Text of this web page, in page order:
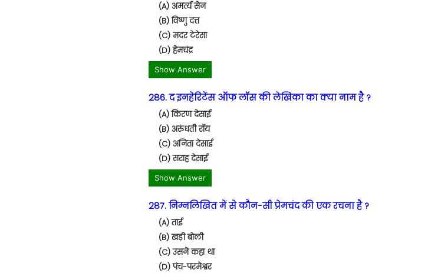
(A) अमर्त्य सेन
(B) विष्णु दत्त
(C) मदर टेरेसा
(D) हेमचंद्र
Show Answer
286. द इनहेरिटेंस ऑफ लॉस की लेखिका का क्या नाम है ?
(A) किरण देसाई
(B) अरुंधती रॉय
(C) अनिता देसाई
(D) सराह देसाई
Show Answer
287. निम्नलिखित में से कौन-सी प्रेमचंद की एक रचना है ?
(A) ताई
(B) खड़ी बोली
(C) उसने कहा था
(D) पंच-परमेश्वर